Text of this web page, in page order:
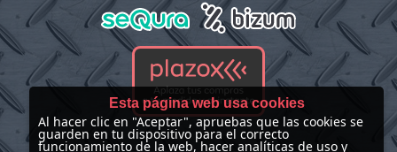
Esta página web usa cookies
Al hacer clic en "Aceptar", apruebas que las cookies se
guarden en tu dispositivo para el correcto
funcionamiento de la web, hacer analíticas de uso y